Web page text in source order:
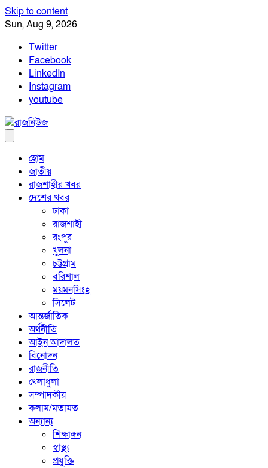
Skip to content
Sun, Aug 9, 2026
Twitter
Facebook
LinkedIn
Instagram
youtube
হোম
জাতীয়
রাজশাহীর খবর
দেশের খবর
ঢাকা
রাজশাহী
রংপুর
খুলনা
চট্টগ্রাম
বরিশাল
ময়মনসিংহ
সিলেট
আন্তর্জাতিক
অর্থনীতি
আইন আদালত
বিনোদন
রাজনীতি
খেলাধুলা
সম্পাদকীয়
কলাম/মতামত
অন্যান্য
শিক্ষাঙ্গন
স্বাস্থ্য
প্রযুক্তি